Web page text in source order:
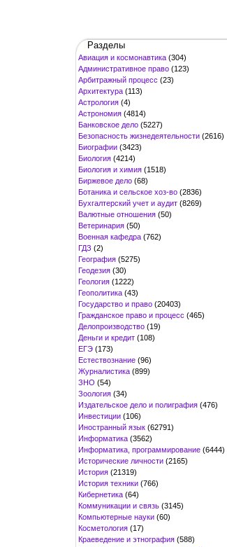
Разделы
Авиация и космонавтика (304)
Административное право (123)
Арбитражный процесс (23)
Архитектура (113)
Астрология (4)
Астрономия (4814)
Банковское дело (5227)
Безопасность жизнедеятельности (2616)
Биографии (3423)
Биология (4214)
Биология и химия (1518)
Биржевое дело (68)
Ботаника и сельское хоз-во (2836)
Бухгалтерский учет и аудит (8269)
Валютные отношения (50)
Ветеринария (50)
Военная кафедра (762)
ГДЗ (2)
География (5275)
Геодезия (30)
Геология (1222)
Геополитика (43)
Государство и право (20403)
Гражданское право и процесс (465)
Делопроизводство (19)
Деньги и кредит (108)
ЕГЭ (173)
Естествознание (96)
Журналистика (899)
ЗНО (54)
Зоология (34)
Издательское дело и полиграфия (476)
Инвестиции (106)
Иностранный язык (62791)
Информатика (3562)
Информатика, программирование (6444)
Исторические личности (2165)
История (21319)
История техники (766)
Кибернетика (64)
Коммуникации и связь (3145)
Компьютерные науки (60)
Косметология (17)
Краеведение и этнография (588)